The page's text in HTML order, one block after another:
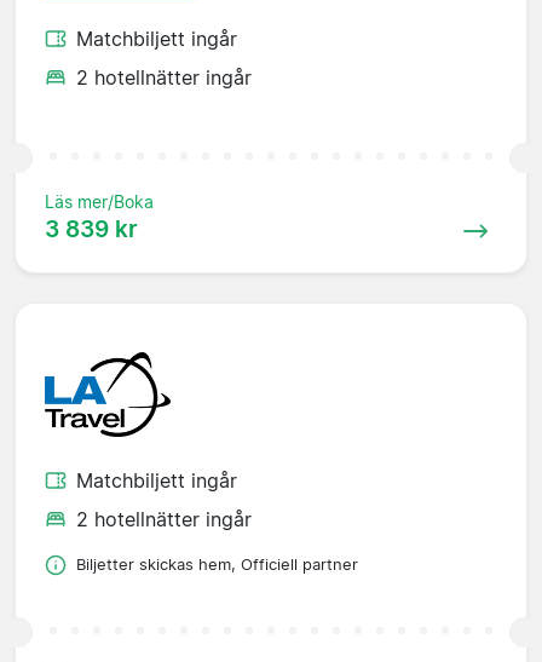
Matchbiljett ingår
2 hotellnätter ingår
Läs mer/Boka
3 839 kr
Matchbiljett ingår
2 hotellnätter ingår
Biljetter skickas hem, Officiell partner